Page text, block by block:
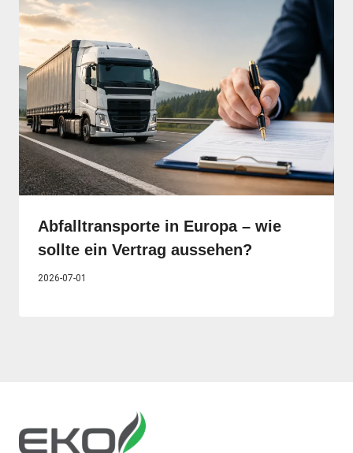
Abfalltransporte in Europa – wie
sollte ein Vertrag aussehen?
2026-07-01